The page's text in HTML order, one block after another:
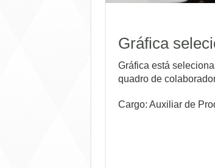
Gráfica
Gráfica está
quadro de
Cargo: Auxiliar de